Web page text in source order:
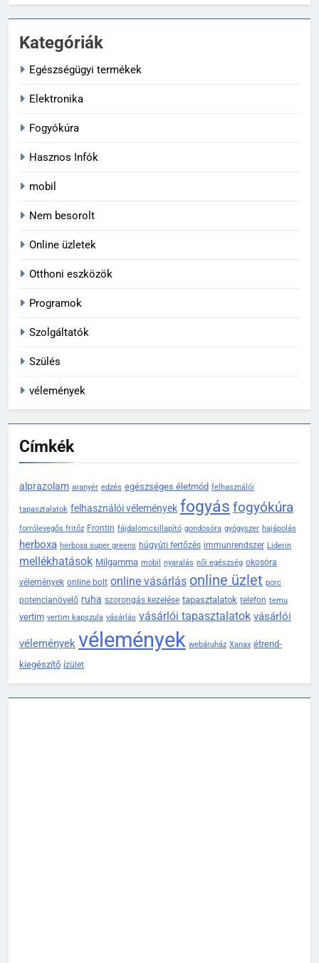
Kategóriák
Egészségügyi termékek
Elektronika
Fogyókúra
Hasznos Infók
mobil
Nem besorolt
Online üzletek
Otthoni eszközök
Programok
Szolgáltatók
Szülés
vélemények
Címkék
alprazolam aranyér edzés egészséges életmód felhasználói
tapasztalatok felhasználói vélemények fogyás fogyókúra
forrólevegős fritőz Frontin fájdalomcsillapító gondosóra gyógyszer hajápolás
herboxa herboxa super greens húgyúti fertőzés immunrendszer Liderin
mellékhatások Milgamma mobil nyaralás női egészség okosóra
vélemények online bolt online vásárlás online üzlet porc
potencianövelő ruha szorongás kezelése tapasztalatok telefon temu
vertim vertim kapszula vásárlás vásárlói tapasztalatok vásárlói
vélemények vélemények webáruház Xanax étrend-
kiegészítő ízület